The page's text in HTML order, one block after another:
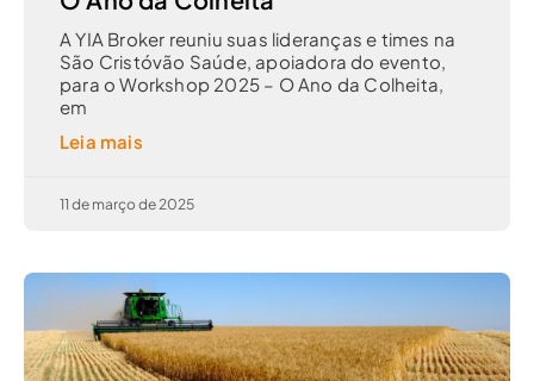
A YIA Broker reuniu suas lideranças e times na
São Cristóvão Saúde, apoiadora do evento,
para o Workshop 2025 – O Ano da Colheita,
em
Leia mais
11 de março de 2025